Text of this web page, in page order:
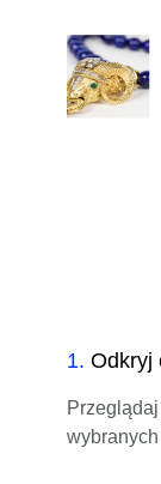
1. Odkryj